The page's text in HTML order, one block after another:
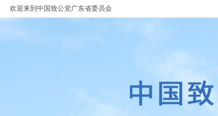
欢迎来到中国致公党广东省委员会